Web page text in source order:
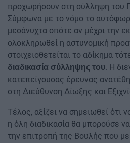
προχωρήσουν στη σύλληψη του
Σύμφωνα με το νόμο το
μεσάνυχτα οπότε αν μέχρι την
ολοκληρωθεί η αστυνομική
στοιχειοθετείται το αδίκημα
διαδικασία σύλληψης του. Η
κατεπείγουσας έρευνας
στη Διεύθυνση Δίωξης και
Τέλος, αξίζει να σημειωθεί ότι
η όλη διαδικασία θα μπορούσε
την επιτροπή της Βουλής που